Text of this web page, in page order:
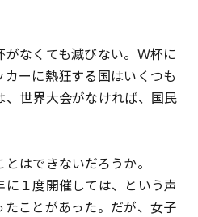
なくても滅びない。Ｗ杯に
ーに熱狂する国はいくつも
世界大会がなければ、国民
はできないだろうか。
１度開催しては、という声
ことがあった。だが、女子